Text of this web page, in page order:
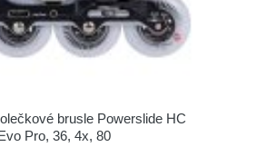
brusle Powerslide HC
Pro, 36, 4x, 80